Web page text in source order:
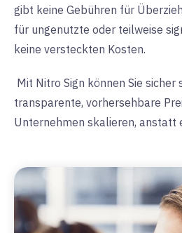
gibt keine Gebühren für
für ungenutzte oder teilweise
keine versteckten Kosten.
Mit Nitro Sign können Sie sicher
transparente, vorhersehbare
Unternehmen skalieren, anstatt